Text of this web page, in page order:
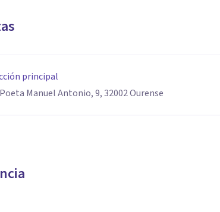
principal
Manuel Antonio, 9, 32002 Ourense